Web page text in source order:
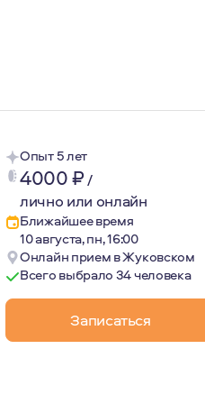
комик.
проблем.
Опыт 5 лет
4000₽/
лично или онлайн
Ближайшее время
10 августа, пн, 16:00
Онлайн прием в Жуковском
Всего выбрало 34 человека
Записаться
всё в психике